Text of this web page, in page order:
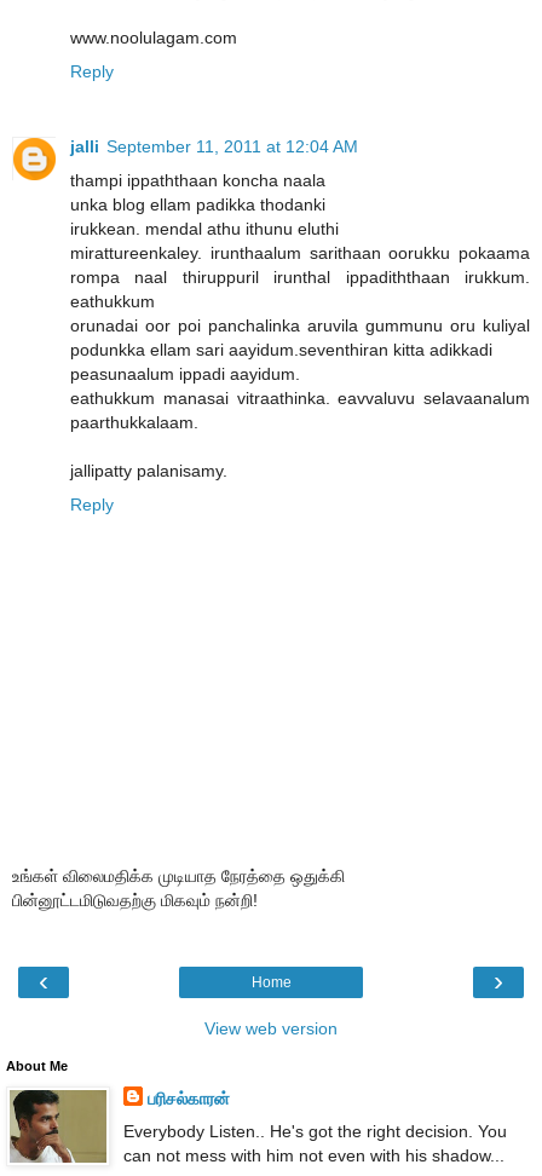
www.noolulagam.com
Reply
jalli September 11, 2011 at 12:04 AM
thampi ippaththaan koncha naala
unka blog ellam padikka thodanki
irukkean. mendal athu ithunu eluthi
mirattureenkaley. irunthaalum sarithaan oorukku pokaama
rompa naal thiruppuril irunthal ippadiththaan irukkum.
eathukkum
orunadai oor poi panchalinka aruvila gummunu oru kuliyal
podunkka ellam sari aayidum.seventhiran kitta adikkadi
peasunaalum ippadi aayidum.
eathukkum manasai vitraathinka. eavvaluvu selavaanalum
paarthukkalaam.
jallipatty palanisamy.
Reply
உங்கள் விலைமதிக்க முடியாத நேரத்தை ஒதுக்கி
பின்னூட்டமிடுவதற்கு மிகவும் நன்றி!
‹ ›
Home
View web version
About Me
பரிசல்காரன்
Everybody Listen.. He's got the right decision. You
can not mess with him not even with his shadow...